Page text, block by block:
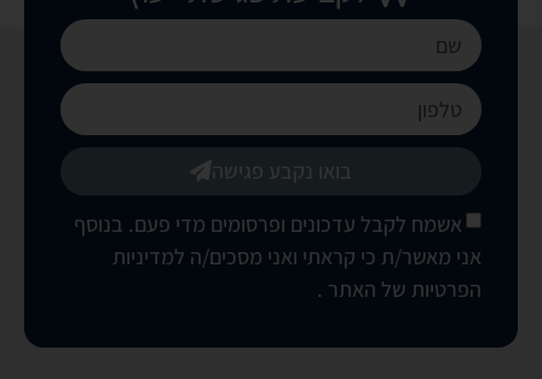
אשמח לקבל עדכונים ופרסומים מדי פעם. בנוסף
אני מאשר/ת כי קראתי ואני מסכים/ה למדיניות
הפרטיות של האתר .
בואו נקבע פגישה